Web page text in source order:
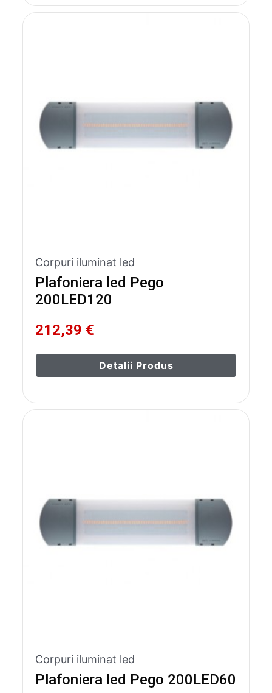
Corpuri iluminat led
Plafoniera led Pego
200LED120
212,39 €
Detalii Produs
Corpuri iluminat led
Plafoniera led Pego 200LED60